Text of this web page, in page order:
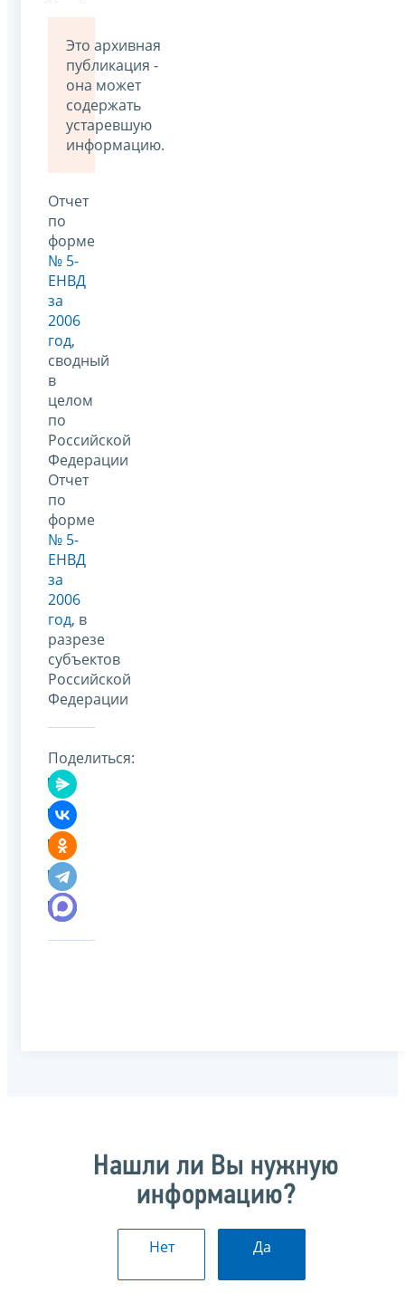
Это архивная
публикация -
она может
содержать
устаревшую
информацию.
Отчет
по
форме
№ 5-
ЕНВД
за
2006
год,
сводный
в
целом
по
Российской
Федерации
Отчет
по
форме
№ 5-
ЕНВД
за
2006
год, в
разрезе
субъектов
Российской
Федерации
Поделиться:
Нашли ли Вы нужную
информацию?
Нет Да